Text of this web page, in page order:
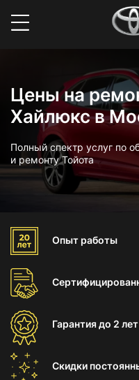
Цены на
Хайлюкс в
Полный спектр услуг по
и ремонту Тойота
Опыт работы
Гарантиядо 2 лет
Скидки